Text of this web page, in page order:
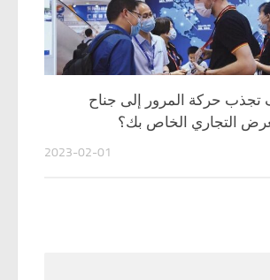
تجذب حركة المرور إلى جناح
التجاري الخاص بك؟
2023-02-01